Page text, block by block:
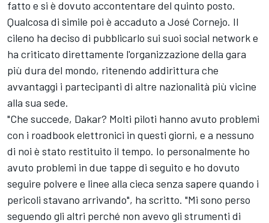
fatto e si è dovuto accontentare del quinto posto.
Qualcosa di simile poi è accaduto a José Cornejo. Il
cileno ha deciso di pubblicarlo sui suoi social network e
ha criticato direttamente l'organizzazione della gara
più dura del mondo, ritenendo addirittura che
avvantaggi i partecipanti di altre nazionalità più vicine
alla sua sede.
"Che succede, Dakar? Molti piloti hanno avuto problemi
con i roadbook elettronici in questi giorni, e a nessuno
di noi è stato restituito il tempo. Io personalmente ho
avuto problemi in due tappe di seguito e ho dovuto
seguire polvere e linee alla cieca senza sapere quando i
pericoli stavano arrivando", ha scritto. "Mi sono perso
seguendo gli altri perché non avevo gli strumenti di